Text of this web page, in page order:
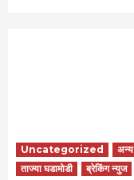
Uncategorized
अन्य
ताज्या घडामोडी
ब्रेकिंग न्युज